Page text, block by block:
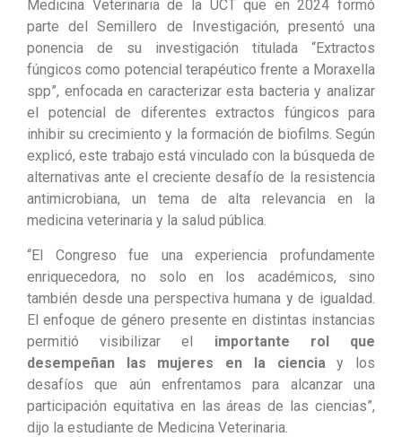
Medicina Veterinaria de la UCT que en 2024 formó
parte del Semillero de Investigación, presentó una
ponencia de su investigación titulada “Extractos
fúngicos como potencial terapéutico frente a Moraxella
spp”, enfocada en caracterizar esta bacteria y analizar
el potencial de diferentes extractos fúngicos para
inhibir su crecimiento y la formación de biofilms. Según
explicó, este trabajo está vinculado con la búsqueda de
alternativas ante el creciente desafío de la resistencia
antimicrobiana, un tema de alta relevancia en la
medicina veterinaria y la salud pública.
“El Congreso fue una experiencia profundamente
enriquecedora, no solo en los académicos, sino
también desde una perspectiva humana y de igualdad.
El enfoque de género presente en distintas instancias
permitió visibilizar el importante rol que
desempeñan las mujeres en la ciencia y los
desafíos que aún enfrentamos para alcanzar una
participación equitativa en las áreas de las ciencias”,
dijo la estudiante de Medicina Veterinaria.